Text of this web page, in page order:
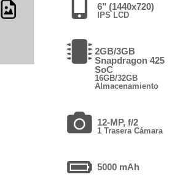
6" (1440x720)
IPS LCD
2GB/3GB
Snapdragon 425
SoC
16GB/32GB
Almacenamiento
12-MP, f/2
1 Trasera Cámara
5000 mAh